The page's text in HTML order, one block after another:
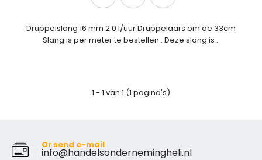
Druppelslang 16 mm 2.0 l/uur Druppelaars om de 33cm
Slang is per meter te bestellen . Deze slang is ..
1 - 1 van 1 (1 pagina's)
Or send e-mail
info@handelsondernemingheli.nl